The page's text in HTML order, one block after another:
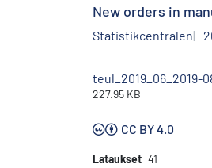
New orders in
Statistikcentralen
teul_2019_06_2019-
227.95 KB
CC BY 4.0
Lataukset 41